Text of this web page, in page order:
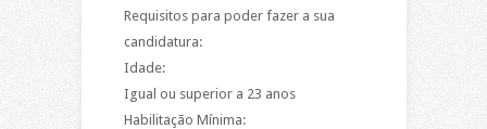
Requisitos para poder fazer a sua
candidatura:
Idade:
Igual ou superior a 23 anos
Habilitação Mínima: